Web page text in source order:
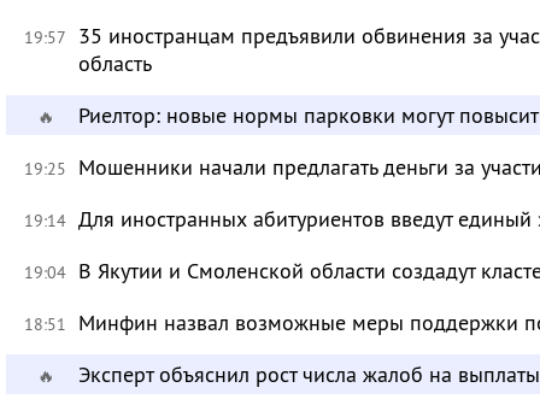
19:57
35 иностранцам предъявили обвинения за
область
🔥 Риелтор: новые нормы парковки могут
19:25 Мошенники начали предлагать деньги за
19:14 Для иностранных абитуриентов введут
19:04 В Якутии и Смоленской области создадут
18:51 Минфин назвал возможные меры поддержки
🔥 Эксперт объяснил рост числа жалоб на